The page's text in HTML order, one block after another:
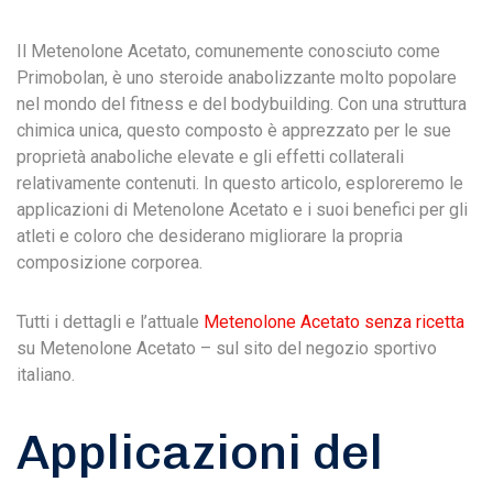
Il Metenolone Acetato, comunemente conosciuto come
Primobolan, è uno steroide anabolizzante molto popolare
nel mondo del fitness e del bodybuilding. Con una struttura
chimica unica, questo composto è apprezzato per le sue
proprietà anaboliche elevate e gli effetti collaterali
relativamente contenuti. In questo articolo, esploreremo le
applicazioni di Metenolone Acetato e i suoi benefici per gli
atleti e coloro che desiderano migliorare la propria
composizione corporea.
Tutti i dettagli e l’attuale Metenolone Acetato senza ricetta
su Metenolone Acetato – sul sito del negozio sportivo
italiano.
Applicazioni del